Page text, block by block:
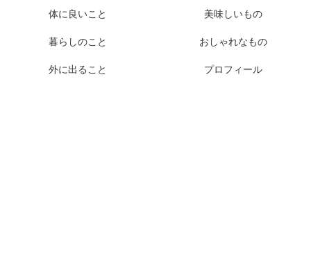
体に良いこと 美味しいもの
暮らしのこと おしゃれなもの
外に出ること プロフィール